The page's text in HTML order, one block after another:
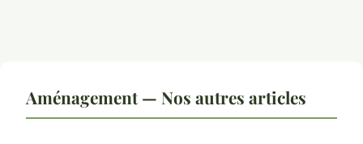
Aménagement — Nos autres articles